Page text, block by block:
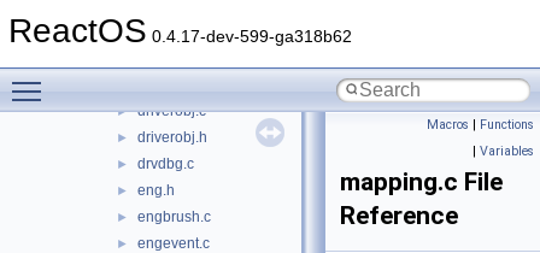
ReactOS 0.4.17-dev-599-ga318b62
► debug.c
► driverobj.c
► driverobj.h
► drvdbg.c
► eng.h
► engbrush.c
► engevent.c
Macros | Functions
| Variables
mapping.c File
Reference